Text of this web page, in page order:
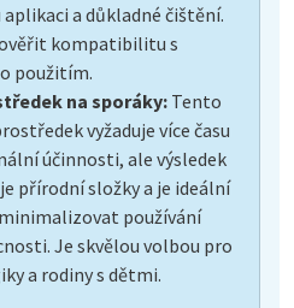
a důkladné čištění.
kompatibilitu s
použitím.
na sporáky: Tento
vyžaduje více času
účinnosti, ale výsledek
přírodní složky a je ideální
používání
Je skvělou volbou pro
a rodiny s dětmi.